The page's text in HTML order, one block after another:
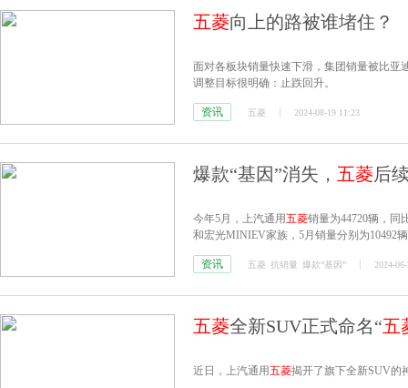
五菱向上的路被谁堵住？
面对各板块销量快速下滑，集团销量被比亚
调整目标很明确：止跌回升。
资讯 五菱 2024-08-19 11:23
爆款“基因”消失， 五菱后
今年5月，上汽通用五菱销量为44720辆，同
和宏光MINIEV家族，5月销量分别为10492
资讯 五菱 抗销量 爆款“基因” 2024-
五菱全新SUV正式命名“五
近日，上汽通用五菱揭开了旗下全新SUV的